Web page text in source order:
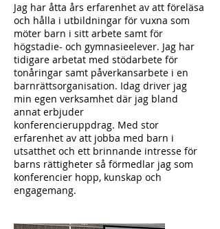
Jag har åtta års erfarenhet av att föreläsa
och hålla i utbildningar för vuxna som
möter barn i sitt arbete samt för
högstadie- och gymnasieelever. Jag har
tidigare arbetat med stödarbete för
tonåringar samt påverkansarbete i en
barnrättsorganisation. Idag driver jag
min egen verksamhet där jag bland
annat erbjuder
konferencieruppdrag. Med stor
erfarenhet av att jobba med barn i
utsatthet och ett brinnande intresse för
barns rättigheter så förmedlar jag som
konferencier hopp, kunskap och
engagemang.